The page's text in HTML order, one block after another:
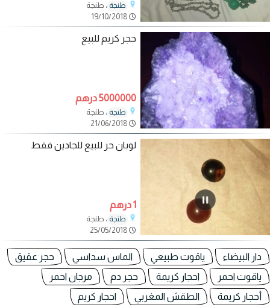
طنجة ، طنجة
حجر كريم للبيع
5000000 درهم
طنجة ، طنجة
لوبان حر للبيع للجادين فقط
1 درهم
طنجة ، طنجة
دار البيضاء ياقوت طبيعي الماس سداسي
حجر عقيق
ياقوت احمر
احجار كريمة حجر دم
مرجان احمر
أحجار كريمة
الطقش المغربي احجار كريم